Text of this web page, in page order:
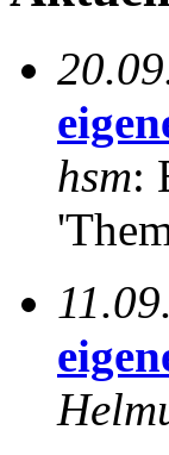
hsm: